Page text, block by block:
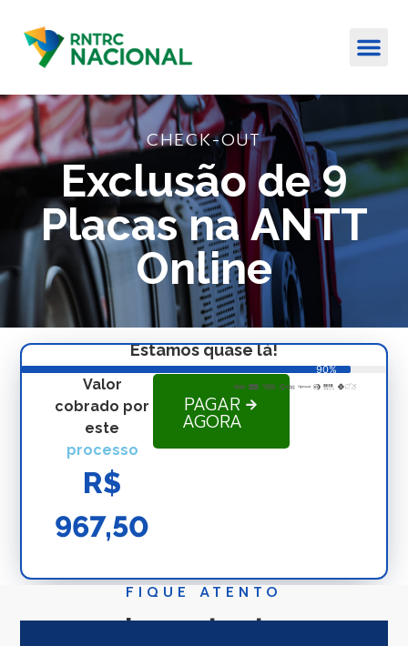
CHECK-OUT
Exclusão de 9
Placas na ANTT
Online
Estamos quase lá!
90%
Valor
cobrado por
este
processo
R$
967,50
PAGAR
AGORA
FIQUE ATENTO
Importante